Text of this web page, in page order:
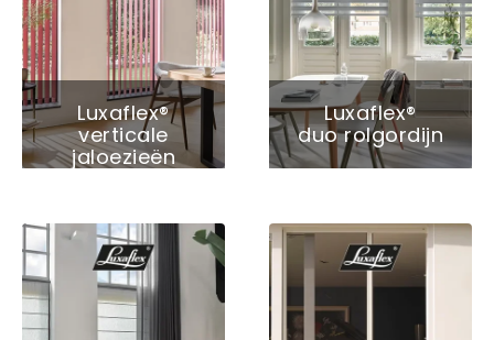
Luxaflex®
verticale
jaloezieën
Luxaflex®
duo rolgordijn